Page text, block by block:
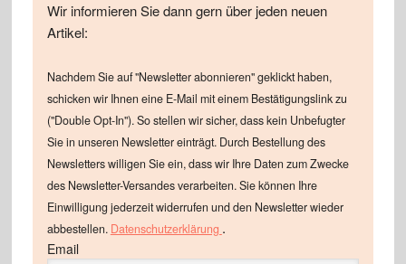
Wir informieren Sie dann gern über jeden neuen
Artikel:
Nachdem Sie auf "Newsletter abonnieren" geklickt haben,
schicken wir Ihnen eine E-Mail mit einem Bestätigungslink zu
("Double Opt-In"). So stellen wir sicher, dass kein Unbefugter
Sie in unseren Newsletter einträgt. Durch Bestellung des
Newsletters willigen Sie ein, dass wir Ihre Daten zum Zwecke
des Newsletter-Versandes verarbeiten. Sie können Ihre
Einwilligung jederzeit widerrufen und den Newsletter wieder
abbestellen. Datenschutzerklärung .
Email